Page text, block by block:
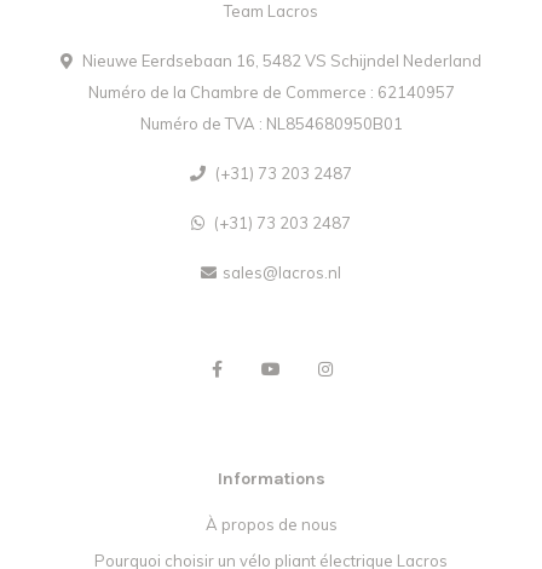
Team Lacros
Nieuwe Eerdsebaan 16, 5482 VS Schijndel Nederland
Numéro de la Chambre de Commerce : 62140957
Numéro de TVA : NL854680950B01
(+31) 73 203 2487
(+31) 73 203 2487
sales@lacros.nl
Informations
À propos de nous
Pourquoi choisir un vélo pliant électrique Lacros